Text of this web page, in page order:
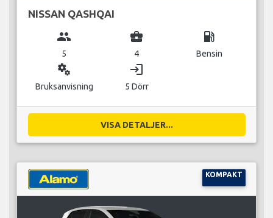
NISSAN QASHQAI
group
5
business_center
4
local_gas_station
Bensin
miscellaneous_services
Bruksanvisning
login
5 Dörr
VISA DETALJER...
KOMPAKT